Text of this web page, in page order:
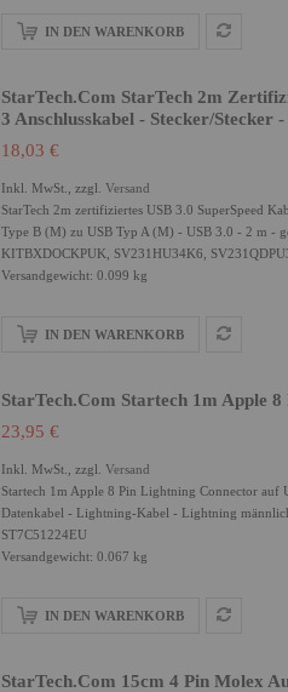
IN DEN WARENKORB
StarTech.com StarTech 2m
3 Anschlusskabel - Stecker/Stecker
18,03 €
Inkl. MwSt., zzgl. Versand
StarTech 2m zertifiziertes USB 3.0 SuperSpeed
Type B (M) zu USB Typ A (M) - USB 3.0 - 2 m -
KITBXDOCKPUK, SV231HU34K6,
Versandgewicht: 0.099 kg
IN DEN WARENKORB
StarTech.com Startech 1m Apple
23,95 €
Inkl. MwSt., zzgl. Versand
Startech 1m Apple 8 Pin Lightning Connector auf
Datenkabel - Lightning-Kabel - Lightning
ST7C51224EU
Versandgewicht: 0.067 kg
IN DEN WARENKORB
StarTech.com 15cm 4 Pin Molex